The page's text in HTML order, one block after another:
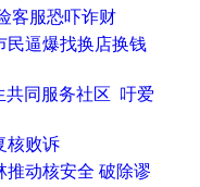
客服恐吓诈财
民逼爆找换店换钱
共同服务社区 吁爱
核败诉
推动核安全 破除谬